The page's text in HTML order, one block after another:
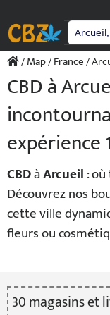
contenu
/Map/France/
CBD à
expérience
CBDàArcueil:
Découvrez nos
cette ville
fleurs ou
30magasinset